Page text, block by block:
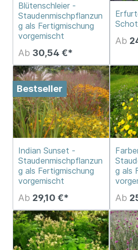
Blütenschleier -
Staudenmischpflanzun
g als Fertigmischung
vorgemischt
Ab 30,54 €*
Ab
Bestseller
Indian Sunset -
Staudenmischpflanzun
g als Fertigmischung
vorgemischt
Ab 29,10 €*
g als
Ab